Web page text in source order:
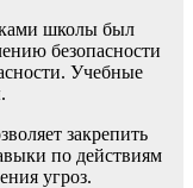
школы был
безопасности
Учебные
закрепить
по действиям
угроз.